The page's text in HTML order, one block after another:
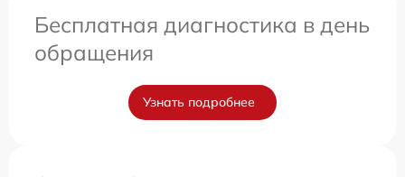
Бесплатная диагностика в день
обращения
Узнать подробнее